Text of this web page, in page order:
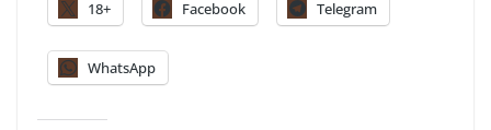
18+ Facebook Telegram
WhatsApp